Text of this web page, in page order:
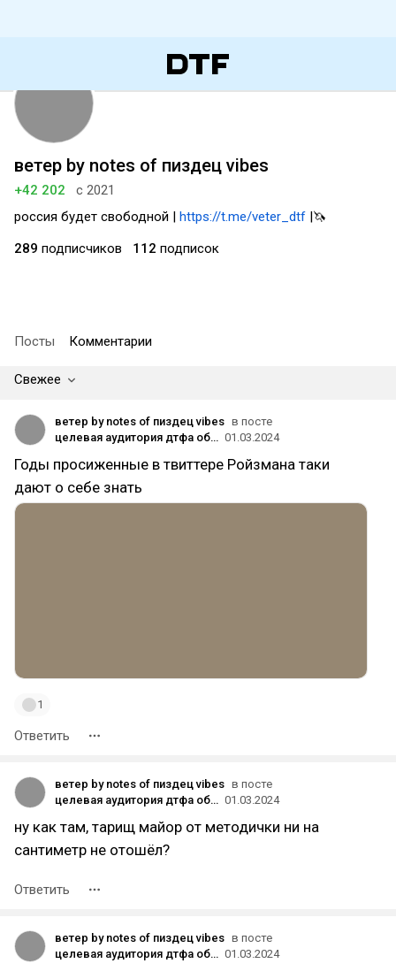
ветер by notes of пиздец vibes
+42 202
с 2021
россия будет свободной | https://t.me/veter_dtf |🦄
289 подписчиков 112 подписок
Посты Комментарии
Свежее
ветер by notes of пиздец vibes в посте
целевая аудитория дтфа образца 2024 гг не перестаёт удивлять 01.03.2024
Годы просиженные в твиттере Ройзмана таки
дают о себе знать
1
Ответить
ветер by notes of пиздец vibes в посте
целевая аудитория дтфа образца 2024 гг не перестаёт удивлять 01.03.2024
ну как там, тарищ майор от методички ни на
сантиметр не отошёл?
Ответить
ветер by notes of пиздец vibes в посте
целевая аудитория дтфа образца 2024 гг не перестаёт удивлять 01.03.2024